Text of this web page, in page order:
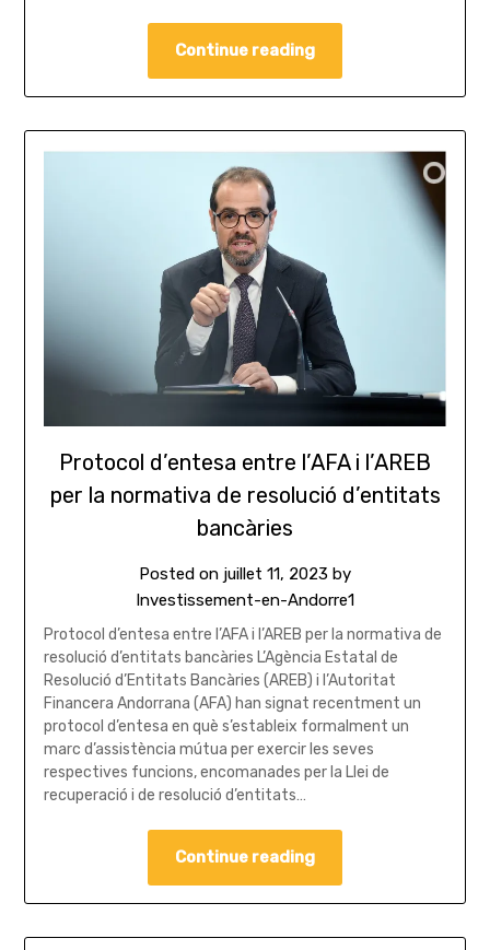
Continue reading
Protocol d’entesa entre l’AFA i l’AREB
per la normativa de resolució d’entitats
bancàries
Posted on juillet 11, 2023 by
Investissement-en-Andorre1
Protocol d’entesa entre l’AFA i l’AREB per la normativa de
resolució d’entitats bancàries L’Agència Estatal de
Resolució d’Entitats Bancàries (AREB) i l’Autoritat
Financera Andorrana (AFA) han signat recentment un
protocol d’entesa en què s’estableix formalment un
marc d’assistència mútua per exercir les seves
respectives funcions, encomanades per la Llei de
recuperació i de resolució d’entitats…
Continue reading